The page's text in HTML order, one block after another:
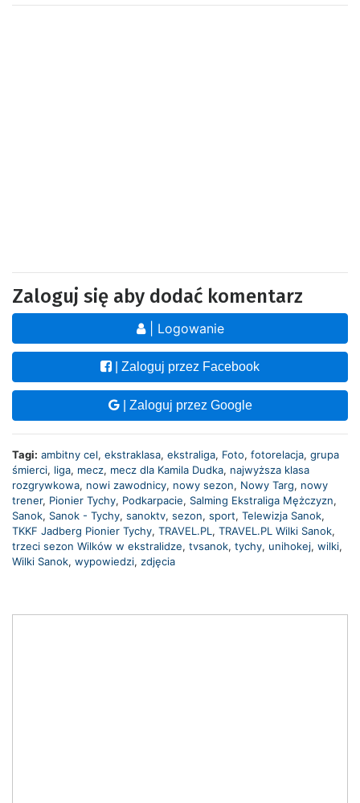
Zaloguj się aby dodać komentarz
| Logowanie
| Zaloguj przez Facebook
| Zaloguj przez Google
Tagi: ambitny cel, ekstraklasa, ekstraliga, Foto, fotorelacja, grupa
śmierci, liga, mecz, mecz dla Kamila Dudka, najwyższa klasa
rozgrywkowa, nowi zawodnicy, nowy sezon, Nowy Targ, nowy
trener, Pionier Tychy, Podkarpacie, Salming Ekstraliga Mężczyzn,
Sanok, Sanok - Tychy, sanoktv, sezon, sport, Telewizja Sanok,
TKKF Jadberg Pionier Tychy, TRAVEL.PL, TRAVEL.PL Wilki Sanok,
trzeci sezon Wilków w ekstralidze, tvsanok, tychy, unihokej, wilki,
Wilki Sanok, wypowiedzi, zdjęcia